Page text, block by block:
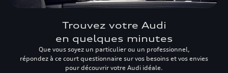
Trouvez votre Audi
en quelques minutes
Que vous soyez un particulier ou un professionnel,
répondez à ce court questionnaire sur vos besoins et vos envies
pour découvrir votre Audi idéale.